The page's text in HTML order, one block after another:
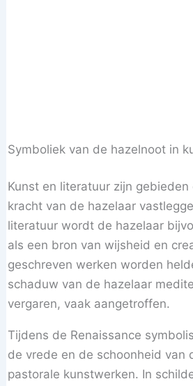
Symboliek van de hazelnoot in
Kunst en literatuur zijn
kracht van de hazelaar
literatuur wordt de hazelaar
als een bron van wijsheid en
geschreven werken worden
schaduw van de hazelaar
vergaren, vaak aangetroffen.
Tijdens de Renaissance
de vrede en de schoonheid van
pastorale kunstwerken. In